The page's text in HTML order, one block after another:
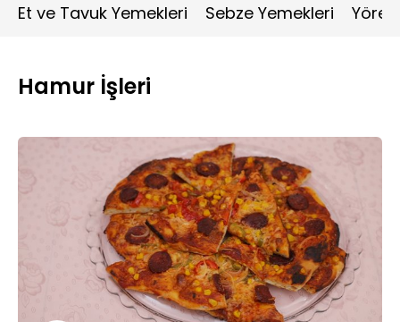
Et ve Tavuk Yemekleri Sebze Yemekleri
Hamur İşleri